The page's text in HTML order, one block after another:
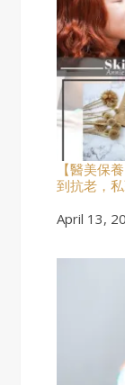
【醫美保
到抗老，
Date
April 13,